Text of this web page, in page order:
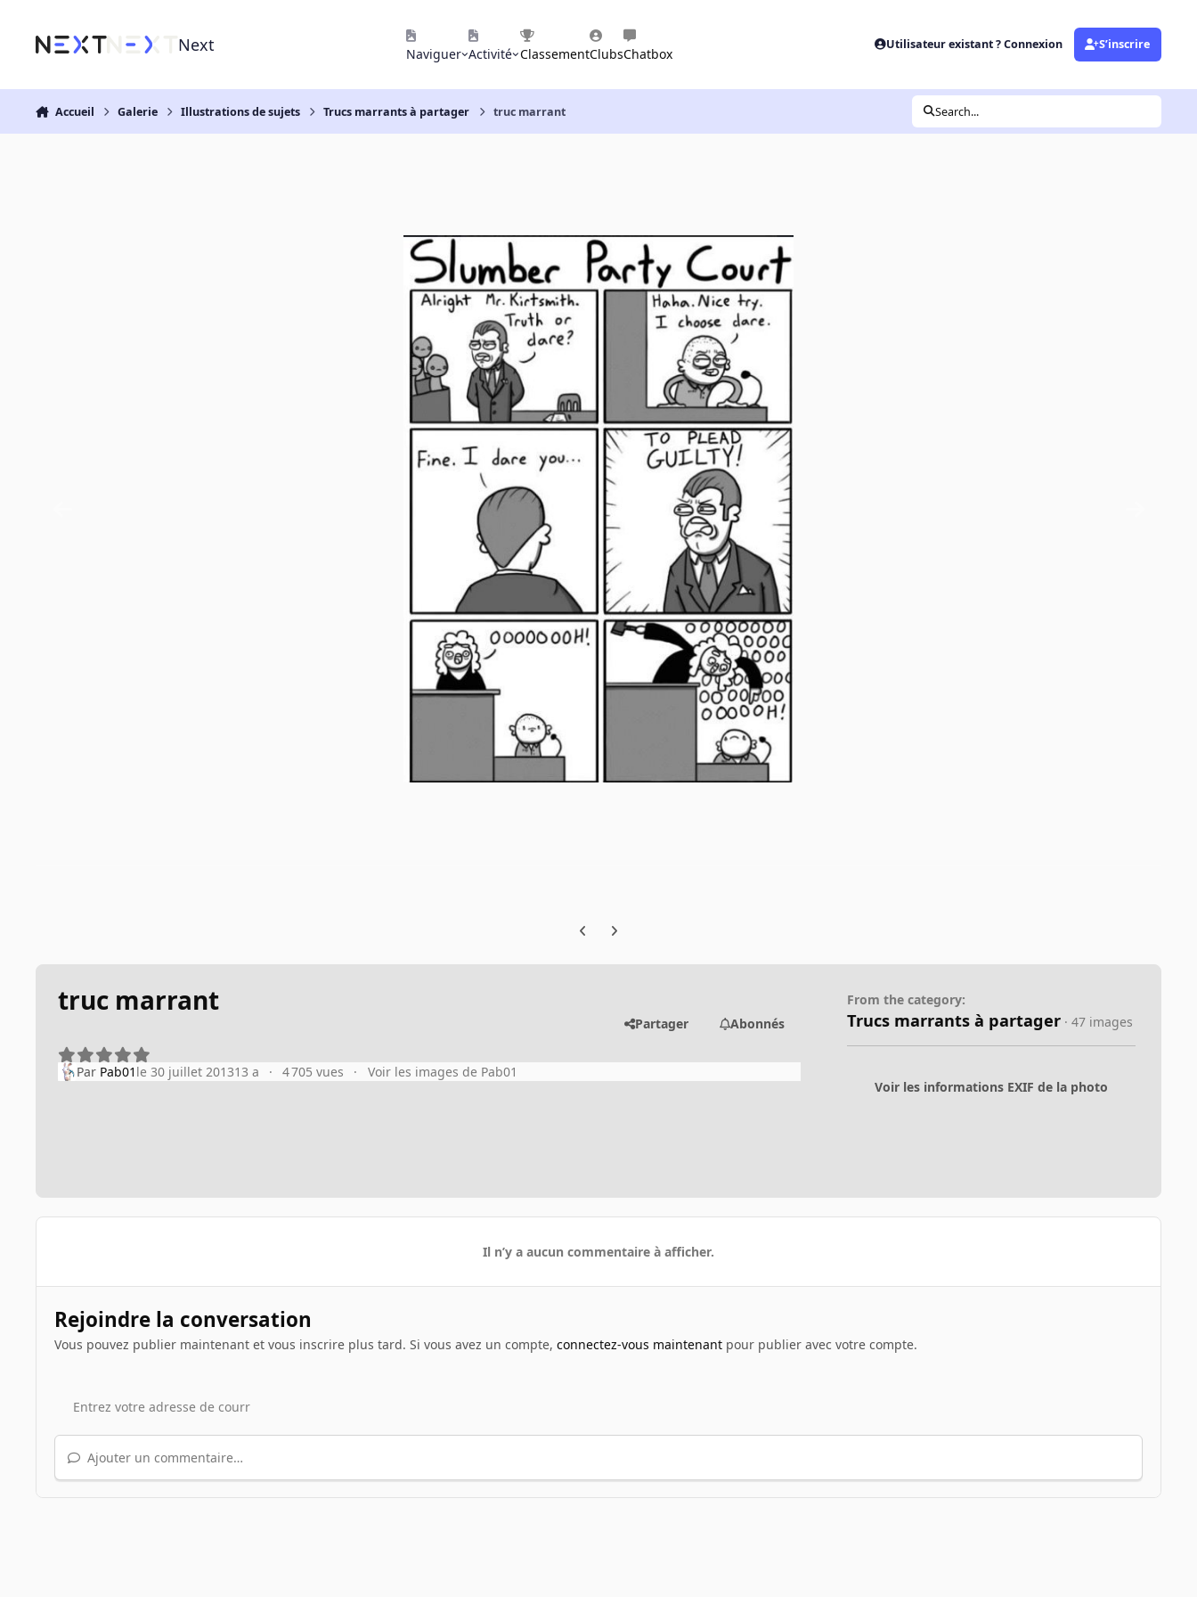
Next Naviguer Activité ClassementClubsChatbox
Utilisateur existant ? Connexion S’inscrire
Accueil Galerie Illustrations de sujets Trucs marrants à partager truc marrant Search...
Previous carousel slide
Next carousel slide
truc marrant
Partager Abonnés
Par Pab01 le 30 juillet 201313 a 4 705 vues Voir les images de Pab01
From the category:
Trucs marrants à partager · 47 images
Voir les informations EXIF de la photo
Il n’y a aucun commentaire à afficher.
Rejoindre la conversation
Vous pouvez publier maintenant et vous inscrire plus tard. Si vous avez un compte, connectez-vous maintenantpour publier avec votre compte.
Ajouter un commentaire…